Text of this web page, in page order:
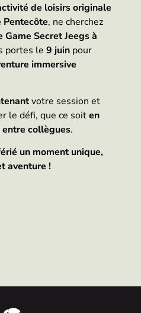
de loisirs originale
Pentecôte, ne cherchez
Game Secret Jeegs à
portes le 9 juin pour
immersive
votre session et
le défi, que ce soiten
collègues.
un moment unique,
aventure !